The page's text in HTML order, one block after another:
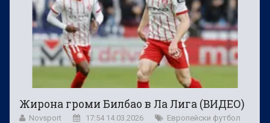
Жирона громи Билбао в Ла Лига (ВИДЕО)
Novsport 17:54 14.03.2026 Европейски футбол